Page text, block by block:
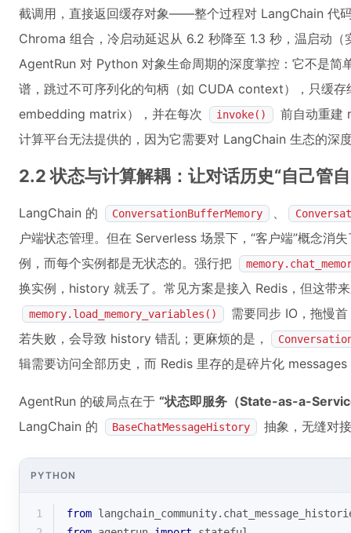
截调用，直接返回缓存对象——整个过程对 LangChain 代
Chroma 组合，冷启动延迟从 6.2 秒降至 1.3 秒，温启动
AgentRun 对 Python 对象生命周期的深度掌控：它不是简
谱，跳过不可序列化的句柄（如 CUDA context），只缓
embedding matrix），并在每次
invoke()
前自动重建
计算平台无法提供的，因为它需要对 LangChain 生态的深
2.2 状态与计算解耦：让对话历史“自己管
LangChain 的 ConversationBufferMemory 、
户端状态管理。但在 Serverless 场景下，“客户端”概念
例，而每个实例都是无状态的。强行把
换实例，history 就丢了。常见方案是接入 Redis，但这带
memory.load_memory_variables()
需要同步 IO，拖慢
若失败，会导致 history 错乱；更麻烦的是，
辑需要访问全部历史，而 Redis 里存的是碎片化
AgentRun 的破局点在于 “状态即服务（State-as-a-
LangChain 的
BaseChatMessageHistory 抽象，无缝对
PYTHON
1 from